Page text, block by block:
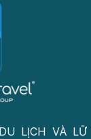
LỊCH VÀ LỮ